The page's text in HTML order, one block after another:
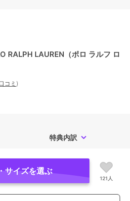
RALPH LAUREN（ポロ ラルフ ロ
コミ )
特典内訳
サイズを選ぶ
121人